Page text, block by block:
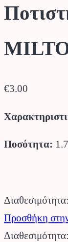
€3.00
Ποσότητα:
Προσθήκη